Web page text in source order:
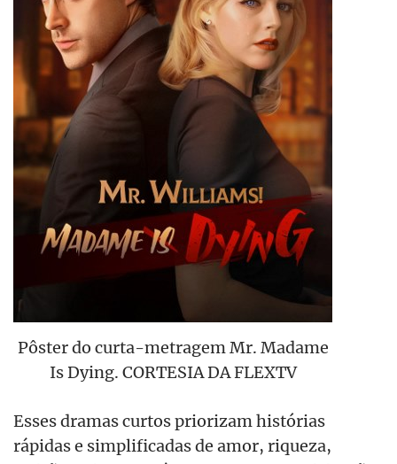
Pôster do curta-metragem Mr. Madame
Is Dying. CORTESIA DA FLEXTV
Esses dramas curtos priorizam histórias
rápidas e simplificadas de amor, riqueza,